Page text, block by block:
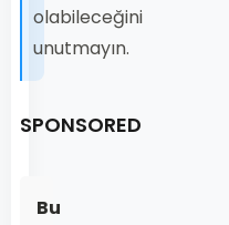
olabileceğini
unutmayın.
SPONSORED
Bu